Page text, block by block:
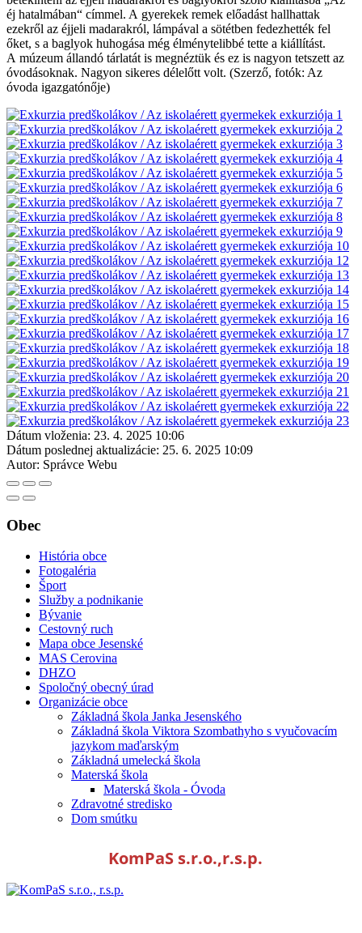
éj hatalmában“ címmel. A gyerekek remek előadást hallhattak
ezekről az éjjeli madarakról, lámpával a sötétben fedezhették fel
őket, s a baglyok huhogása még élménytelibbé tette a kiállítást.
A múzeum állandó tárlatát is megnéztük és ez is nagyon tetszett az
óvodásoknak. Nagyon sikeres délelőtt volt. (Szerző, fotók: Az
óvoda igazgatónője)
Dátum vloženia: 23. 4. 2025 10:06
Dátum poslednej aktualizácie: 25. 6. 2025 10:09
Autor: Správce Webu
Obec
História obce
Fotogaléria
Šport
Služby a podnikanie
Bývanie
Cestovný ruch
Mapa obce Jesenské
MAS Cerovina
DHZO
Spoločný obecný úrad
Organizácie obce
Základná škola Janka Jesenského
Základná škola Viktora Szombathyho s vyučovacím
jazykom maďarským
Základná umelecká škola
Materská škola
Materská škola - Óvoda
Zdravotné stredisko
Dom smútku
KomPaS s.r.o.,r.s.p.